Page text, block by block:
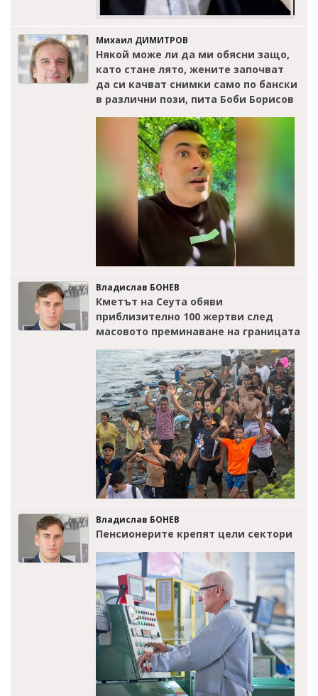
Михаил ДИМИТРОВ
Някой може ли да ми обясни защо,
като стане лято, жените започват
да си качват снимки само по бански
в различни пози, пита Боби Борисов
Владислав БОНЕВ
Кметът на Сеута обяви
приблизително 100 жертви след
масовото преминаване на границата
Владислав БОНЕВ
Пенсионерите крепят цели сектори